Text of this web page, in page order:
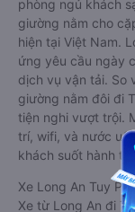
phòng ngủ khách
giường nằm cho
hiện tại Việt Nam.
ứng yêu cầu ngày
dịch vụ vận tải. So
giường nằm đôi đi
tiện nghi vượt trội.
trí, wifi, và nước
khách suốt hành
Xe Long An Tuy
Xe từ Long An đi